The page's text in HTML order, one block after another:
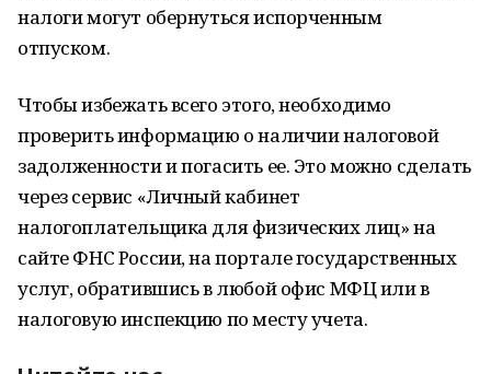
налоги могут обернуться испорченным
отпуском.
Чтобы избежать всего этого, необходимо
проверить информацию о наличии налоговой
задолженности и погасить ее. Это можно сделать
через сервис «Личный кабинет
налогоплательщика для физических лиц» на
сайте ФНС России, на портале государственных
услуг, обратившись в любой офис МФЦ или в
налоговую инспекцию по месту учета.